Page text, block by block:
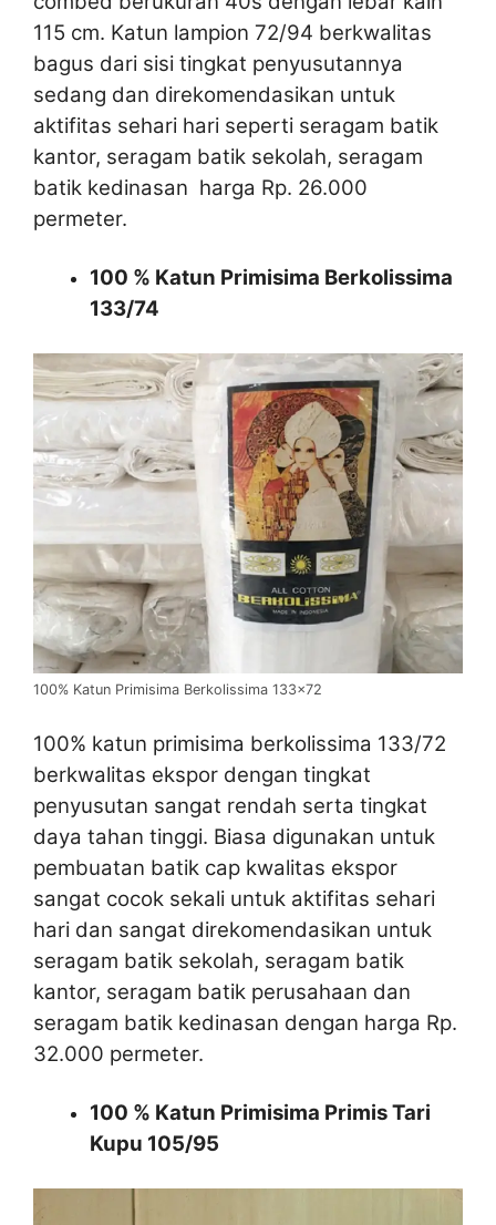
115 cm. Katun lampion 72/94 berkwalitas
bagus dari sisi tingkat penyusutannya
sedang dan direkomendasikan untuk
aktifitas sehari hari seperti seragam batik
kantor, seragam batik sekolah, seragam
batik kedinasan harga Rp. 26.000
permeter.
100 % Katun Primisima Berkolissima
133/74
100% Katun Primisima Berkolissima 133×72
100% katun primisima berkolissima 133/72
berkwalitas ekspor dengan tingkat
penyusutan sangat rendah serta tingkat
daya tahan tinggi. Biasa digunakan untuk
pembuatan batik cap kwalitas ekspor
sangat cocok sekali untuk aktifitas sehari
hari dan sangat direkomendasikan untuk
seragam batik sekolah, seragam batik
kantor, seragam batik perusahaan dan
seragam batik kedinasan dengan harga Rp.
32.000 permeter.
100 % Katun Primisima Primis Tari
Kupu 105/95